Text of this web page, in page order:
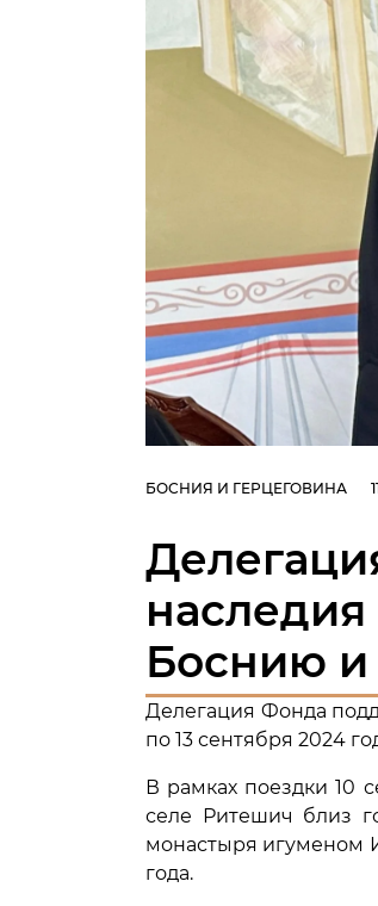
БОСНИЯ И ГЕРЦЕГОВИНА
Боснию и
Делегация Фонда
по 13 сентября 2024
В рамках поездки 10
селе Ритешич близ
монастыря игуменом
года.